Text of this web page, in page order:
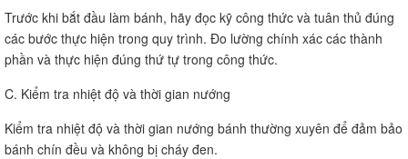
Trước khi bắt đầu làm bánh, hãy đọc kỹ công thức và tuân thủ đúng
các bước thực hiện trong quy trình. Đo lường chính xác các thành
phần và thực hiện đúng thứ tự trong công thức.
C. Kiểm tra nhiệt độ và thời gian nướng
Kiểm tra nhiệt độ và thời gian nướng bánh thường xuyên để đảm bảo
bánh chín đều và không bị cháy đen.